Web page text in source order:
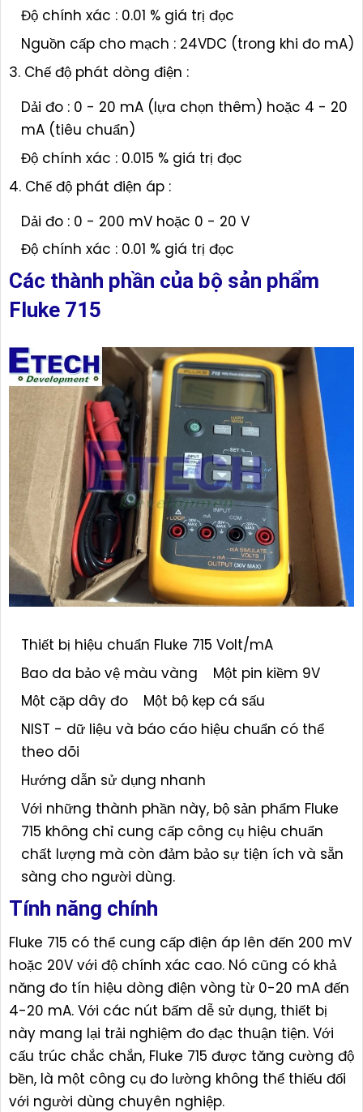
Độ chính xác : 0.01 % giá trị đọc
Nguồn cấp cho mạch : 24VDC (trong khi đo mA)
3. Chế độ phát dòng điện :
Dải đo : 0 - 20 mA (lựa chọn thêm) hoặc 4 - 20
mA (tiêu chuẩn)
Độ chính xác : 0.015 % giá trị đọc
4. Chế độ phát điện áp :
Dải đo : 0 - 200 mV hoặc 0 - 20 V
Độ chính xác : 0.01 % giá trị đọc
Các thành phần của bộ sản phẩm
Fluke 715
Thiết bị hiệu chuẩn Fluke 715 Volt/mA
​​Bao da bảo vệ màu vàng
Một pin kiềm 9V
Một cặp dây đo
Một bộ kẹp cá sấu
NIST - dữ liệu và báo cáo hiệu chuẩn có thể
theo dõi
Hướng dẫn sử dụng nhanh
Với những thành phần này, bộ sản phẩm Fluke
715 không chỉ cung cấp công cụ hiệu chuẩn
chất lượng mà còn đảm bảo sự tiện ích và sẵn
sàng cho người dùng.
Tính năng chính
Fluke 715 có thể cung cấp điện áp lên đến 200 mV
hoặc 20V với độ chính xác cao. Nó cũng có khả
năng đo tín hiệu dòng điện vòng từ 0-20 mA đến
4-20 mA. Với các nút bấm dễ sử dụng, thiết bị
này mang lại trải nghiệm đo đạc thuận tiện. Với
cấu trúc chắc chắn, Fluke 715 được tăng cường độ
bền, là một công cụ đo lường không thể thiếu đối
với người dùng chuyên nghiệp.